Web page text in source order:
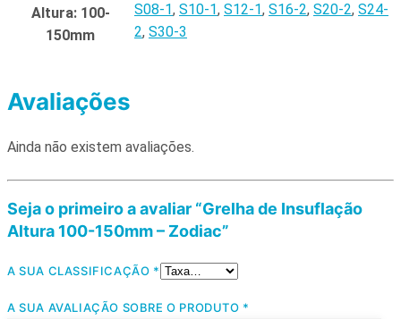
Altura: 100-
150mm
S08-1, S10-1, S12-1, S16-2, S20-2, S24-
2, S30-3
Avaliações
Ainda não existem avaliações.
Seja o primeiro a avaliar “Grelha de Insuflação
Altura 100-150mm – Zodiac”
A SUA CLASSIFICAÇÃO *
A SUA AVALIAÇÃO SOBRE O PRODUTO *